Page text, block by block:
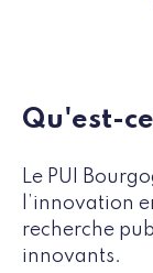
Qu'est-
Le PUI
l’innovation
recherche
innovants.